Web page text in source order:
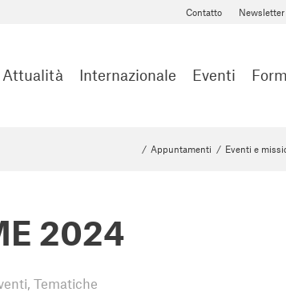
Contatto Newsletter
Attualità Internazionale Eventi
/ Appuntamenti / Eventi e
2024
, Tematiche